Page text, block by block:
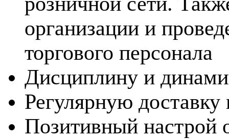
организации и
торгового персонала
Дисциплину и
Регулярную
Позитивный настрой